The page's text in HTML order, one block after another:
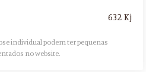
632 Kj
individual podem ter pequenas
no website.​